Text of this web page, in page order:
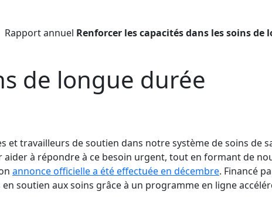
Rapport annuel Renforcer les capacités dans les soins de
de longue durée
et travailleurs de soutien dans notre système de soins de
aider à répondre à ce besoin urgent, tout en formant de
annonce officielle a été effectuée en décembre. Financé
soutien aux soins grâce à un programme en ligne